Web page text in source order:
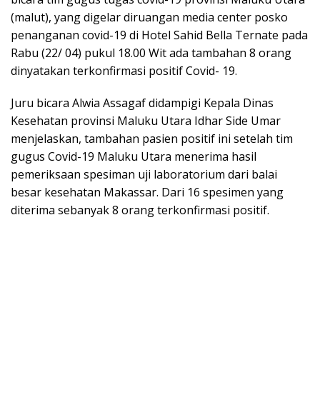
(malut), yang digelar diruangan media center posko
penanganan covid-19 di Hotel Sahid Bella Ternate pada
Rabu (22/ 04) pukul 18.00 Wit ada tambahan 8 orang
dinyatakan terkonfirmasi positif Covid- 19.
Juru bicara Alwia Assagaf didampigi Kepala Dinas
Kesehatan provinsi Maluku Utara Idhar Side Umar
menjelaskan, tambahan pasien positif ini setelah tim
gugus Covid-19 Maluku Utara menerima hasil
pemeriksaan spesiman uji laboratorium dari balai
besar kesehatan Makassar. Dari 16 spesimen yang
diterima sebanyak 8 orang terkonfirmasi positif.